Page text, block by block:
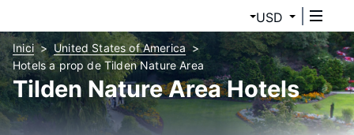
USD
Inici
United States of America
Hotels a prop de Tilden Nature Area
Tilden Nature Area Hotels